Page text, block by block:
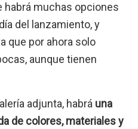
habrá muchas opciones
del lanzamiento, y
que por ahora solo
aunque tienen
adjunta, habrá una
de colores, materiales y